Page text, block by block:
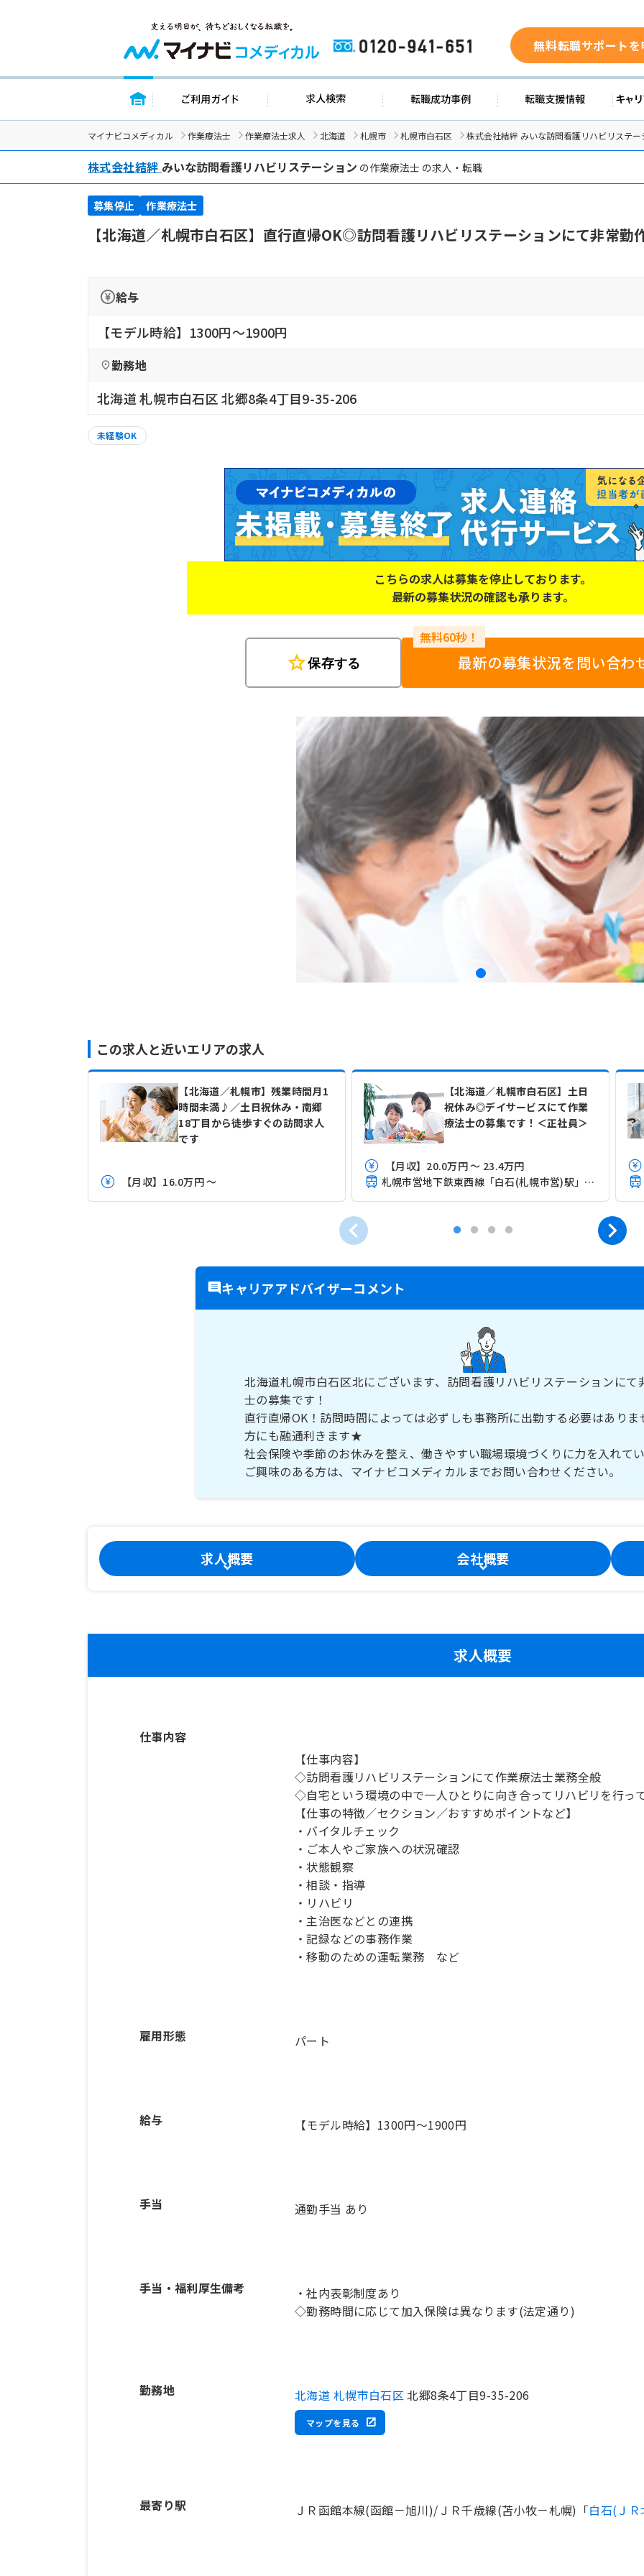
0120-941-651 無料転職サポート
トップページ ご利用ガイド 求人検索 転職成功事例 転職支
マイナビコメディカル 作業療法士 作業療法士求人 北海道 札幌市 札幌市白石区 株式会社結絆 みいな訪問看護リハビリステ
株式会社結絆 みいな訪問看護リハビリステーション の作業療法士 の求人・転職
募集停止 作業療法士
【北海道／札幌市白石区】直行直帰OK◎訪問看護リハビリステーションにて非常勤
給与
【モデル時給】1300円〜1900円
勤務地
北海道 札幌市白石区 北郷8条4丁目9-35-206
未経験OK
こちらの求人は募集を停止しております。
最新の募集状況の確認も承ります。
star保存する 最新の募集状況を問い合わ
この求人と近いエリアの求人
【北海道／札幌市】残業時間月1
時間未満♪／土日祝休み・南郷
18丁目から徒歩すぐの訪問求人
です
【月収】16.0万円 ～
【北海道／札幌市白石区】土日
祝休み◎デイサービスにて作業
療法士の募集です！＜正社員＞
【月収】20.0万円 ～ 23.4万円
札幌市営地下鉄東西線「白石(札幌市営)駅」（徒歩7分）
キャリアアドバイザーコメント
北海道札幌市白石区北にございます、訪問看護リハビリステーションにて
士の募集です！
直行直帰OK！訪問時間によっては必ずしも事務所に出勤する必要はありま
方にも融通利きます★
社会保険や季節のお休みを整え、働きやすい職場環境づくりに力を入れて
ご興味のある方は、マイナビコメディカルまでお問い合わせください。
求人概要 会社概要
求人概要
仕事内容
【仕事内容】
◇訪問看護リハビリステーションにて作業療法士業務全般
◇自宅という環境の中で一人ひとりに向き合ってリハビリを行っ
【仕事の特徴／セクション／おすすめポイントなど】
・バイタルチェック
・ご本人やご家族への状況確認
・状態観察
・相談・指導
・リハビリ
・主治医などとの連携
・記録などの事務作業
・移動のための運転業務 など
雇用形態 パート
給与 【モデル時給】1300円〜1900円
手当 通勤手当 あり
手当・福利厚生備考
・社内表彰制度あり
◇勤務時間に応じて加入保険は異なります(法定通り)
勤務地 北海道 札幌市白石区 北郷8条4丁目9-35-206
マップを見る
最寄り駅 ＪＲ函館本線(函館－旭川)/ＪＲ千歳線(苫小牧－札幌)「白石(Ｊ